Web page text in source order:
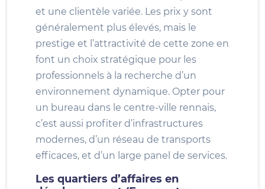
et une clientèle variée. Les prix y sont
généralement plus élevés, mais le
prestige et l’attractivité de cette zone en
font un choix stratégique pour les
professionnels à la recherche d’un
environnement dynamique. Opter pour
un bureau dans le centre-ville rennais,
c’est aussi profiter d’infrastructures
modernes, d’un réseau de transports
efficaces, et d’un large panel de services.
Les quartiers d’affaires en